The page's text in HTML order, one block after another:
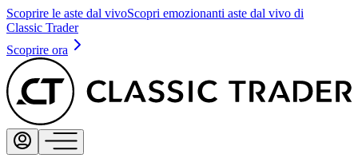
Scoprire le aste dal vivoScopri emozionanti aste dal vivo di
Classic Trader
Scoprire ora